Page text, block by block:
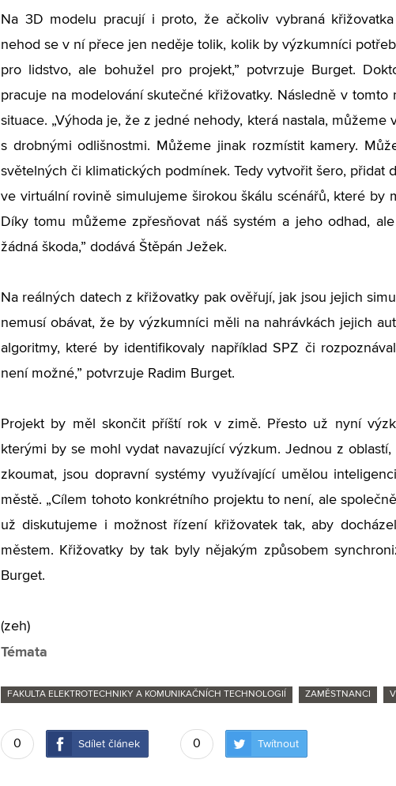
Na 3D modelu pracují i proto, že ačkoliv vybraná
nehod se v ní přece jen neděje tolik, kolik by výzkumníci
pro lidstvo, ale bohužel pro projekt,” potvrzuje Burget.
pracuje na modelování skutečné křižovatky. Následně v
situace. „Výhoda je, že z jedné nehody, která nastala,
s drobnými odlišnostmi. Můžeme jinak rozmístit kamery.
světelných či klimatických podmínek. Tedy vytvořit šero, přidat
ve virtuální rovině simulujeme širokou škálu scénářů, které by
Díky tomu můžeme zpřesňovat náš systém a jeho odhad,
žádná škoda,” dodává Štěpán Ježek.
Na reálných datech z křižovatky pak ověřují, jak jsou jejich
nemusí obávat, že by výzkumníci měli na nahrávkách jejich
algoritmy, které by identifikovaly například SPZ či
není možné,” potvrzuje Radim Burget.
Projekt by měl skončit příští rok v zimě. Přesto už nyní
kterými by se mohl vydat navazující výzkum. Jednou z
zkoumat, jsou dopravní systémy využívající umělou
městě. „Cílem tohoto konkrétního projektu to není, ale
už diskutujeme i možnost řízení křižovatek tak, aby
městem. Křižovatky by tak byly nějakým způsobem
Burget.
(zeh)
Témata
FAKULTA ELEKTROTECHNIKY A KOMUNIKAČNÍCH TECHNOLOGIÍ ZAMĚSTNANCI
0 Sdílet článek 0 Twítnout